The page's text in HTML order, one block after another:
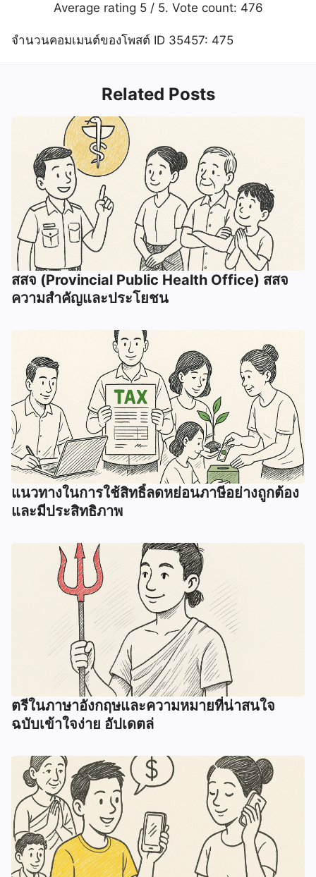
Average rating 5/ 5. Vote count: 476
จำนวนคอมเมนต์ของโพสต์ ID 35457: 475
Related Posts
สสจ (Provincial Public Health Office) สสจ
ความสำคัญและประโยชน
แนวทางในการใช้สิทธิ์ลดหย่อนภาษีอย่างถูกต้อง
และมีประสิทธิภาพ
ตรีในภาษาอังกฤษและความหมายที่น่าสนใจ
ฉบับเข้าใจง่าย อัปเดตล่